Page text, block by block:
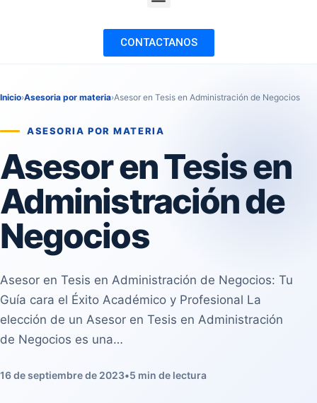
CONTACTANOS
Inicio›Asesoria por materia›Asesor en Tesis en Administración de Negocios
ASESORIA POR MATERIA
Asesor en Tesis en
Administración de
Negocios
Asesor en Tesis en Administración de Negocios: Tu
Guía cara el Éxito Académico y Profesional La
elección de un Asesor en Tesis en Administración
de Negocios es una…
16 de septiembre de 2023•5 min de lectura